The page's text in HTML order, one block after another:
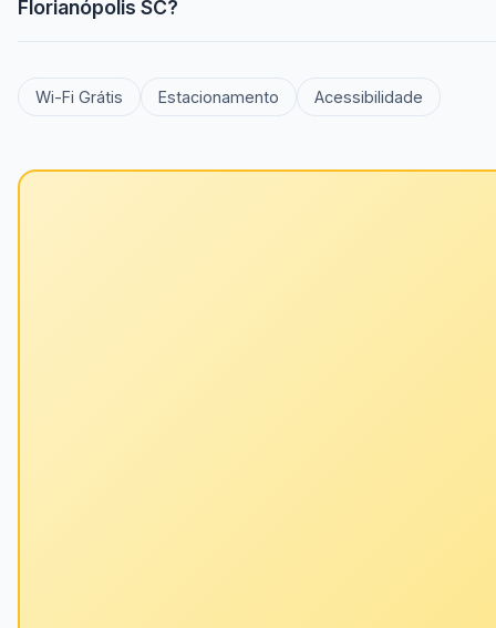
Florianópolis SC?
Wi-Fi Grátis Estacionamento Acessibilidade